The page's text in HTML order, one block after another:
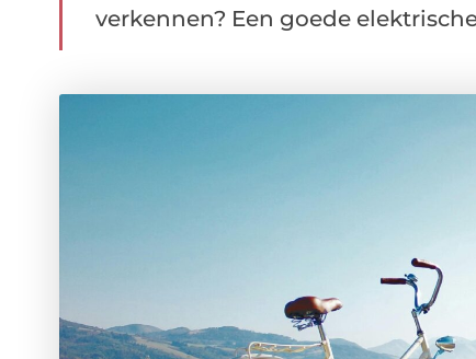
verkennen? Een goede